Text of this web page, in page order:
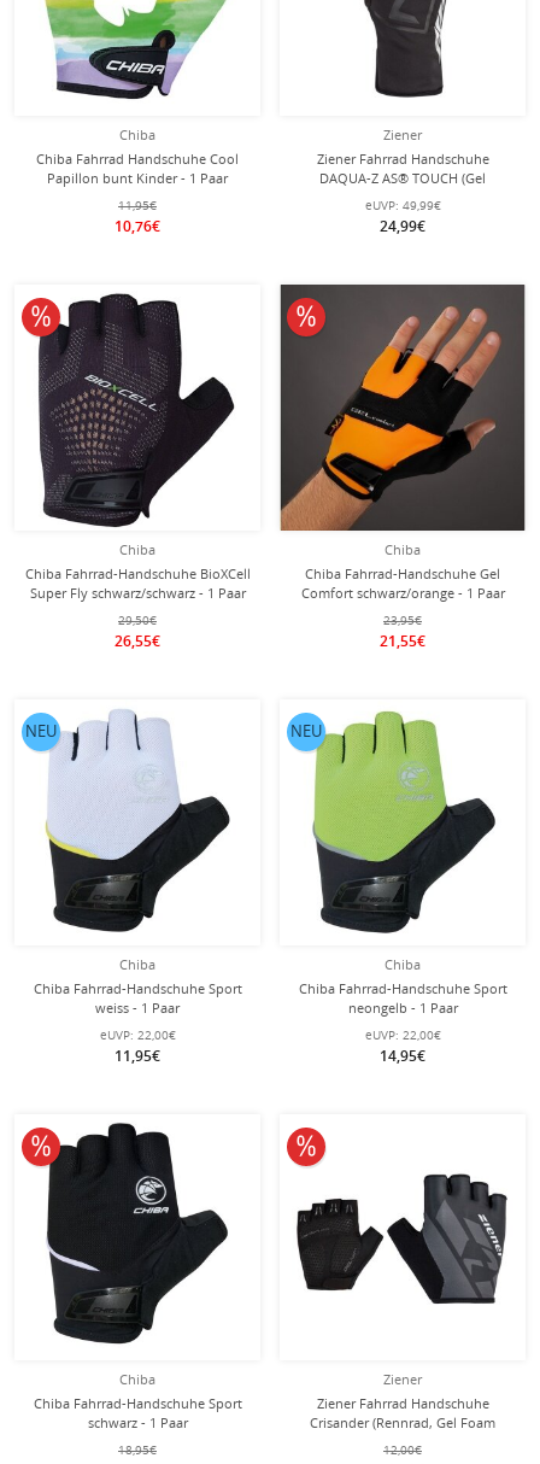
Chiba
Chiba Fahrrad Handschuhe Cool
Papillon bunt Kinder - 1 Paar
11,95€
10,76€
Ziener
Ziener Fahrrad Handschuhe
DAQUA-Z AS® TOUCH (Gel
Polsterung, wasserdicht) schwarz - 1
Paar
eUVP: 49,99€
24,99€
Chiba
Chiba Fahrrad-Handschuhe BioXCell
Super Fly schwarz/schwarz - 1 Paar
29,50€
26,55€
10% reduziert
Chiba
Chiba Fahrrad-Handschuhe Gel
Comfort schwarz/orange - 1 Paar
23,95€
21,55€
10% reduziert
Chiba
Chiba Fahrrad-Handschuhe Sport
weiss - 1 Paar
eUVP: 22,00€
11,95€
NEU
Chiba
Chiba Fahrrad-Handschuhe Sport
neongelb - 1 Paar
eUVP: 22,00€
14,95€
NEU
Chiba
Chiba Fahrrad-Handschuhe Sport
schwarz - 1 Paar
18,95€
10% reduziert
Ziener
Ziener Fahrrad Handschuhe
Crisander (Rennrad, Gel Foam
Polsterung, Ausziehhilfe)
12,00€
10% reduziert